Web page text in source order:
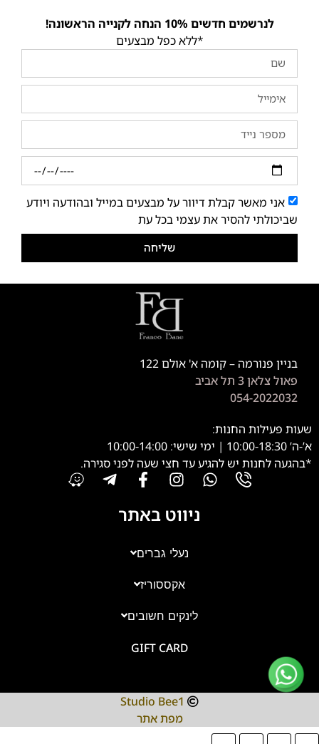
לנרשמים חדשים 10% הנחה לקנייה הראשונה!
*ללא כפל מבצעים
אני מאשר קבלת דיוור על מבצעים במייל ובהודעה ויודע
שביכולתי להסיר את עצמי בכל עת
שליחה
בניין פנורמה – קומה א' אולם 122
פאול צלאן 3 תל אביב
054-2022032
שעות פעילות החנות:
א’-ה’ 10:00-18:30 | ימי שישי: 10:00-14:00
*בהגעה לחנות יש להגיע עד חצי שעה לפני סגירה.
ניווט באתר
נעלי גברים
אקססוריז
לינקים חשובים
GIFT CARD
Studio Bee1
מפת אתר